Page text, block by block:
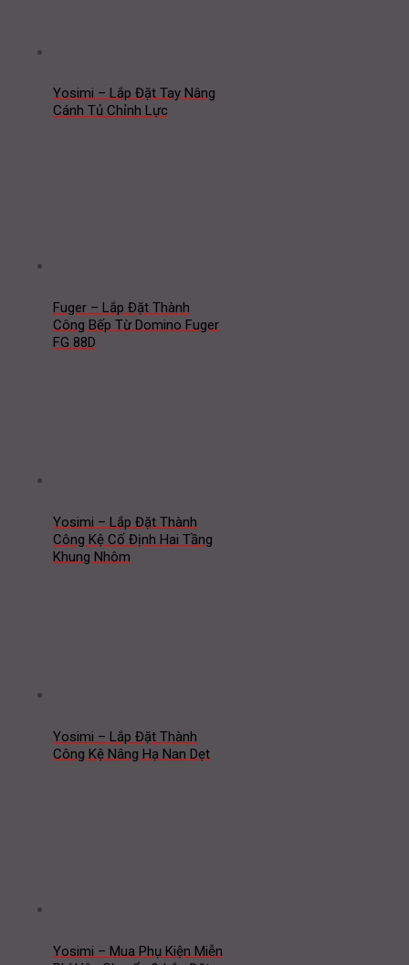
Yosimi – Lắp Đặt Tay Nâng
Cánh Tủ Chỉnh Lực
Fuger – Lắp Đặt Thành
Công Bếp Từ Domino Fuger
FG 88D
Yosimi – Lắp Đặt Thành
Công Kệ Cố Định Hai Tầng
Khung Nhôm
Yosimi – Lắp Đặt Thành
Công Kệ Nâng Hạ Nan Dẹt
Yosimi – Mua Phụ Kiện Miễn